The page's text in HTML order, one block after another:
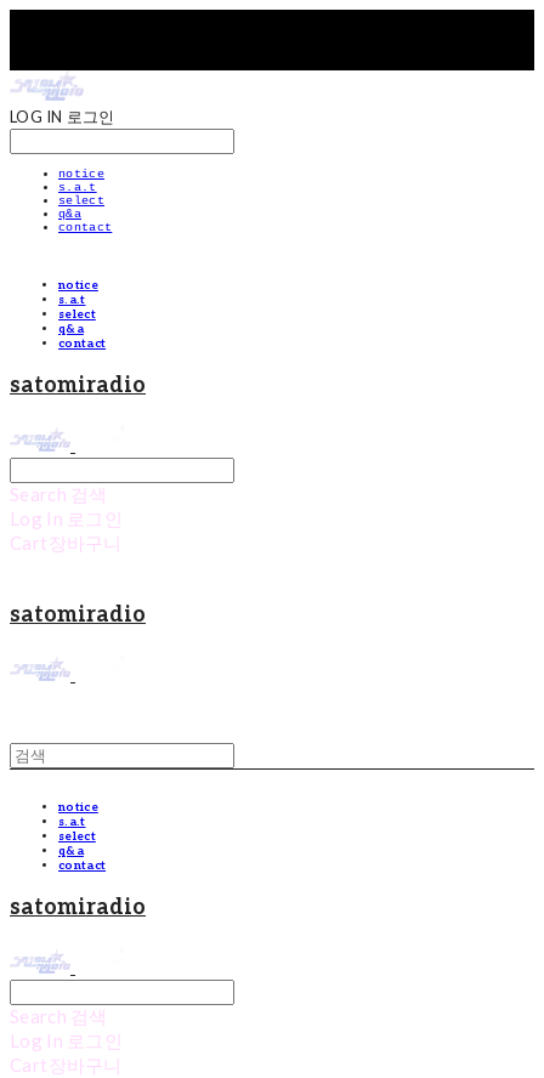
LOG IN 로그인
notice
s.a.t
select
q&a
contact
notice
s.a.t
select
q&a
contact
satomiradio
Search 검색
Log In 로그인
Cart 장바구니
satomiradio
notice
s.a.t
select
q&a
contact
satomiradio
Search 검색
Log In 로그인
Cart 장바구니